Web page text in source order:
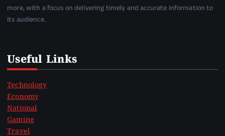
more, with a focus on delivering timely and accurate information to
its audience.
Useful Links
Technology
Economy
National
Gaming
Travel